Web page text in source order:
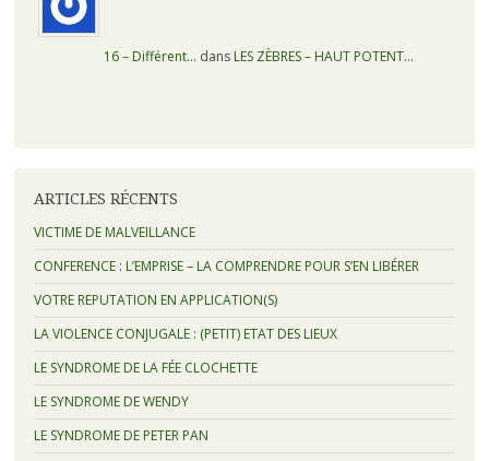
16 – Différent… dans LES ZÈBRES – HAUT POTENT…
ARTICLES RÉCENTS
VICTIME DE MALVEILLANCE
CONFERENCE : L’EMPRISE – LA COMPRENDRE POUR S’EN LIBÉRER
VOTRE REPUTATION EN APPLICATION(S)
LA VIOLENCE CONJUGALE : (PETIT) ETAT DES LIEUX
LE SYNDROME DE LA FÉE CLOCHETTE
LE SYNDROME DE WENDY
LE SYNDROME DE PETER PAN